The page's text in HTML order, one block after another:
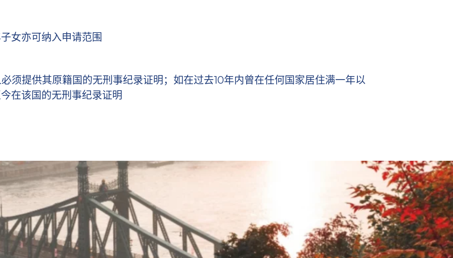
女亦可纳入申请范围
须提供其原籍国的无刑事纪录证明；如在过去10年内曾在任何国家居住满一年以
在该国的无刑事纪录证明